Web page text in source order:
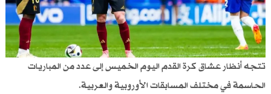
تتجه أنظار عشاق كرة القدم اليوم الخميس إلى عدد من المباريات
الحاسمة في مختلف المسابقات الأوروبية والعربية.